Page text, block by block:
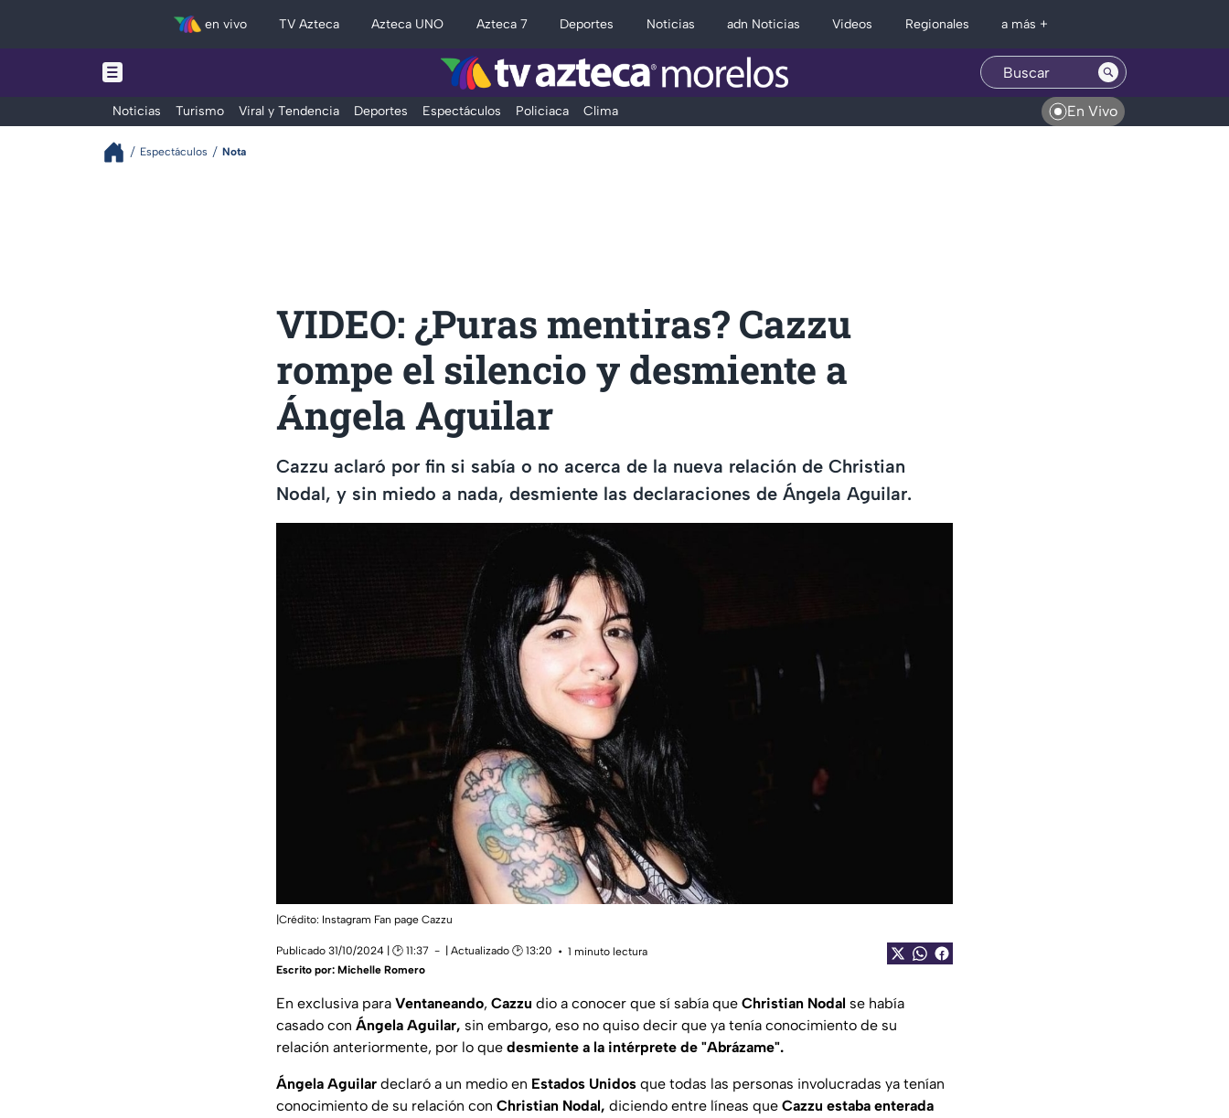
en vivo TV Azteca Azteca UNO Azteca 7 Deportes Noticias adn Noticias Videos Regionales a más +
Noticias Turismo Viral y Tendencia Deportes Espectáculos Policiaca Clima En Vivo
Espectáculos Nota
VIDEO: ¿Puras mentiras? Cazzu
rompe el silencio y desmiente a
Ángela Aguilar
Cazzu aclaró por fin si sabía o no acerca de la nueva relación de Christian
Nodal, y sin miedo a nada, desmiente las declaraciones de Ángela Aguilar.
|Crédito: Instagram Fan page Cazzu
Publicado 31/10/2024 | 🕑 11:37 | Actualizado 🕑 13:20
1 minuto lectura
Escrito por: Michelle Romero
En exclusiva para Ventaneando, Cazzu dio a conocer que sí sabía que Christian Nodal se había
casado con Ángela Aguilar, sin embargo, eso no quiso decir que ya tenía conocimiento de su
relación anteriormente, por lo que desmiente a la intérprete de "Abrázame".
Ángela Aguilar declaró a un medio en Estados Unidos que todas las personas involucradas ya tenían
conocimiento de su relación con Christian Nodal, diciendo entre líneas que Cazzu estaba enterada